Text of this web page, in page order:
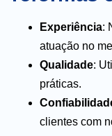
Experiência:
atuação no
Qualidade:
práticas.
clientes com